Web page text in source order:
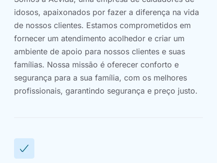
idosos, apaixonados por fazer a diferença na vida
de nossos clientes. Estamos comprometidos em
fornecer um atendimento acolhedor e criar um
ambiente de apoio para nossos clientes e suas
famílias. Nossa missão é oferecer conforto e
segurança para a sua família, com os melhores
profissionais, garantindo segurança e preço justo.